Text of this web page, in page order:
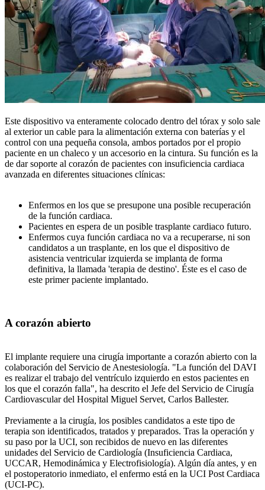
Este dispositivo va enteramente colocado dentro del tórax y solo sale
al exterior un cable para la alimentación externa con baterías y el
control con una pequeña consola, ambos portados por el propio
paciente en un chaleco y un accesorio en la cintura. Su función es la
de dar soporte al corazón de pacientes con insuficiencia cardiaca
avanzada en diferentes situaciones clínicas:
Enfermos en los que se presupone una posible recuperación
de la función cardiaca.
Pacientes en espera de un posible trasplante cardiaco futuro.
Enfermos cuya función cardiaca no va a recuperarse, ni son
candidatos a un trasplante, en los que el dispositivo de
asistencia ventricular izquierda se implanta de forma
definitiva, la llamada 'terapia de destino'. Éste es el caso de
este primer paciente implantado.
A corazón abierto
El implante requiere una cirugía importante a corazón abierto con la
colaboración del Servicio de Anestesiología. "La función del DAVI
es realizar el trabajo del ventrículo izquierdo en estos pacientes en
los que el corazón falla", ha descrito el Jefe del Servicio de Cirugía
Cardiovascular del Hospital Miguel Servet, Carlos Ballester.
Previamente a la cirugía, los posibles candidatos a este tipo de
terapia son identificados, tratados y preparados. Tras la operación y
su paso por la UCI, son recibidos de nuevo en las diferentes
unidades del Servicio de Cardiología (Insuficiencia Cardiaca,
UCCAR, Hemodinámica y Electrofisiología). Algún día antes, y en
el postoperatorio inmediato, el enfermo está en la UCI Post Cardiaca
(UCI-PC).